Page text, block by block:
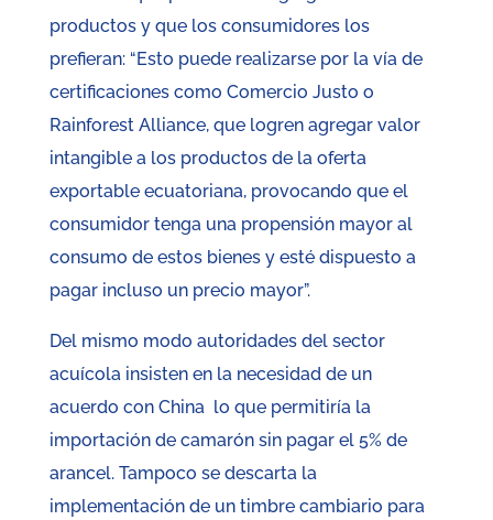
productos y que los consumidores los
prefieran: “Esto puede realizarse por la vía de
certificaciones como Comercio Justo o
Rainforest Alliance, que logren agregar valor
intangible a los productos de la oferta
exportable ecuatoriana, provocando que el
consumidor tenga una propensión mayor al
consumo de estos bienes y esté dispuesto a
pagar incluso un precio mayor”.
Del mismo modo autoridades del sector
acuícola insisten en la necesidad de un
acuerdo con China lo que permitiría la
importación de camarón sin pagar el 5% de
arancel. Tampoco se descarta la
implementación de un timbre cambiario para